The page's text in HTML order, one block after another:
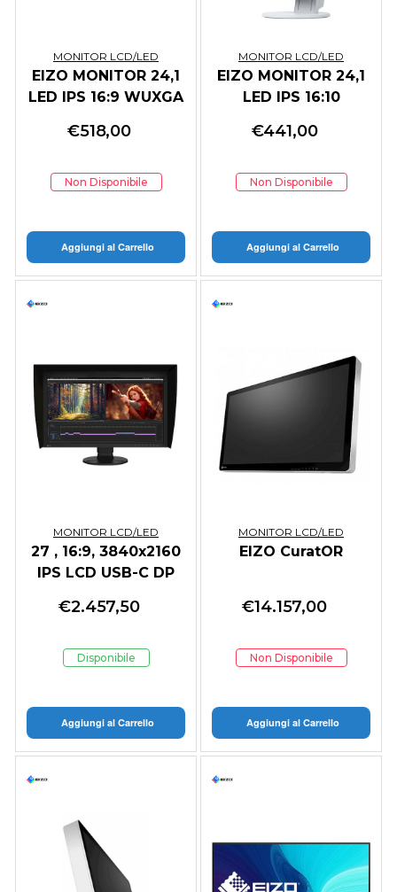
MONITOR LCD/LED
EIZO MONITOR 24,1
LED IPS 16:9 WUXGA
DP/HDMI, USB-C,
MULTIMEDIALE,
€518,00
Non Disponibile
Aggiungi al Carrello
MONITOR LCD/LED
EIZO MONITOR 24,1
LED IPS 16:10
DVI/DP/HDMI, PIVOT,
WT, BIANCO
€441,00
Non Disponibile
Aggiungi al Carrello
MONITOR LCD/LED
27 , 16:9, 3840x2160
IPS LCD USB-C DP
€2.457,50
Disponibile
Aggiungi al Carrello
MONITOR LCD/LED
EIZO CuratOR
€14.157,00
Non Disponibile
Aggiungi al Carrello